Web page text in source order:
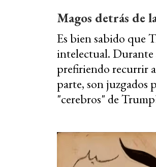
Magos detrás de
Es bien sabido que
intelectual. Durante
prefiriendo recurrir
parte, son juzgados
"cerebros" de